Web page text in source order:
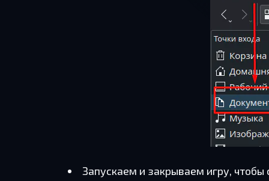
За­пус­ка­ем и за­кры­ва­ем игру, чтобы